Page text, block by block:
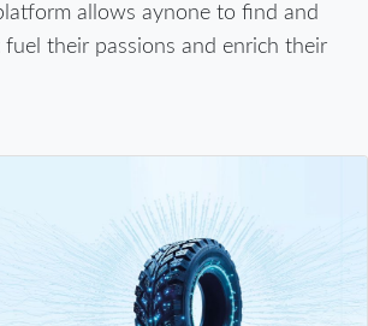
allows aynone to find and
their passions and enrich their